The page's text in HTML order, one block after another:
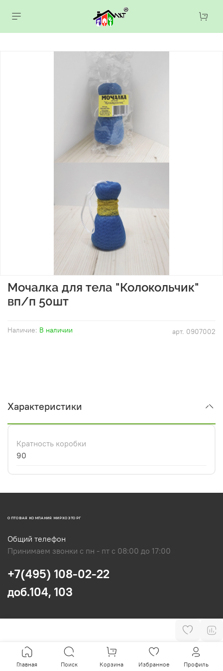
арт. 0907002
Наличие: В наличии
Мочалка для тела "Колокольчик"
вп/п 50шт
Характеристики
Кратность коробки
90
ОПТОВАЯ КОМПАНИЯ МИРХОЗТОРГ
Общий телефон
Принимаем звонки с пн - пт с 08:00 до 17:00
+7(495) 108-02-22
доб.104, 103
Главная Поиск Корзина Избранное Профиль